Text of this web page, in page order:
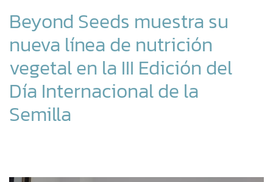
Beyond Seeds muestra su
nueva línea de nutrición
vegetal en la III Edición del
Día Internacional de la
Semilla